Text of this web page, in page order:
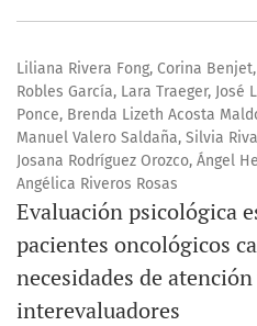
Liliana Rivera Fong, Corina
Robles García, Lara Traeger, José
Ponce, Brenda Lizeth Acosta
Manuel Valero Saldaña, Silvia
Josana Rodríguez Orozco, Ángel
Angélica Riveros Rosas
Evaluación psicológica
pacientes oncológicos
necesidades de
interevaluadores